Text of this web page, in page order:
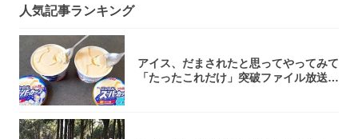
人気記事ランキング
アイス、だまされたと思ってやってみて
「たったこれだけ」突破ファイル放送で